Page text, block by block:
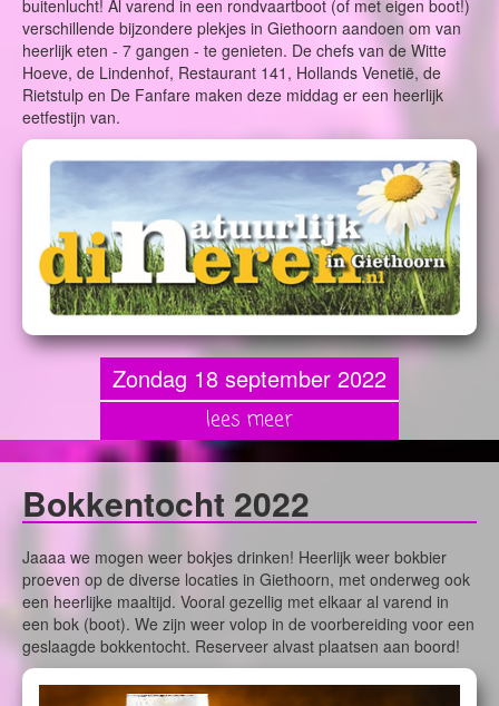
buitenlucht! Al varend in een rondvaartboot (of met eigen boot!)
verschillende bijzondere plekjes in Giethoorn aandoen om van
heerlijk eten - 7 gangen - te genieten. De chefs van de Witte
Hoeve, de Lindenhof, Restaurant 141, Hollands Venetië, de
Rietstulp en De Fanfare maken deze middag er een heerlijk
eetfestijn van.
Zondag 18 september 2022
lees meer
Bokkentocht 2022
Jaaaa we mogen weer bokjes drinken! Heerlijk weer bokbier
proeven op de diverse locaties in Giethoorn, met onderweg ook
een heerlijke maaltijd. Vooral gezellig met elkaar al varend in
een bok (boot). We zijn weer volop in de voorbereiding voor een
geslaagde bokkentocht. Reserveer alvast plaatsen aan boord!